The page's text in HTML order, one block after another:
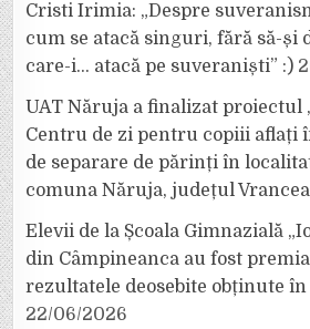
Cristi Irimia: „Despre
cum se atacă singuri, fără să-și
care-i… atacă pe suveraniști” :)
UAT Năruja a finalizat proiectul
Centru de zi pentru copiii aflați
de separare de părinți în
comuna Năruja, județul
Elevii de la Școala Gimnazială
din Câmpineanca au fost
rezultatele deosebite obținute
22/06/2026